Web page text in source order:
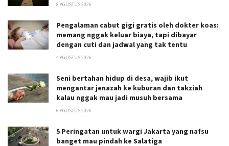
8 AGUSTUS 2026
Pengalaman cabut gigi gratis oleh dokter koas:
memang nggak keluar biaya, tapi dibayar
dengan cuti dan jadwal yang tak tentu
4 AGUSTUS 2026
Seni bertahan hidup di desa, wajib ikut
mengantar jenazah ke kuburan dan takziah
kalau nggak mau jadi musuh bersama
6 AGUSTUS 2026
5 Peringatan untuk wargi Jakarta yang nafsu
banget mau pindah ke Salatiga